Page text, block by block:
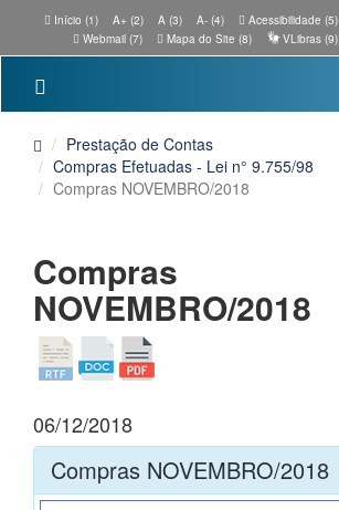
Início (1) A+ (2) A (3) A- (4) Acessibilidade (5)
Webmail (7)
Mapa do Site (8) VLibras (9)
Prestação de Contas
Compras Efetuadas - Lei n° 9.755/98
Compras NOVEMBRO/2018
Compras
NOVEMBRO/2018
06/12/2018
Compras NOVEMBRO/2018